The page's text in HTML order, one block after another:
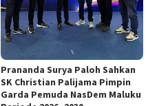
Prananda Surya Paloh Sahkan
SK Christian Palijama Pimpin
Garda Pemuda NasDem Maluku